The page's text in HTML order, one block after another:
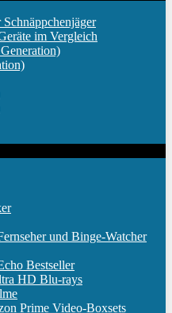
im Vergleich
und Binge-Watcher
Bestseller
HD Blu-rays
Prime Video-Boxsets